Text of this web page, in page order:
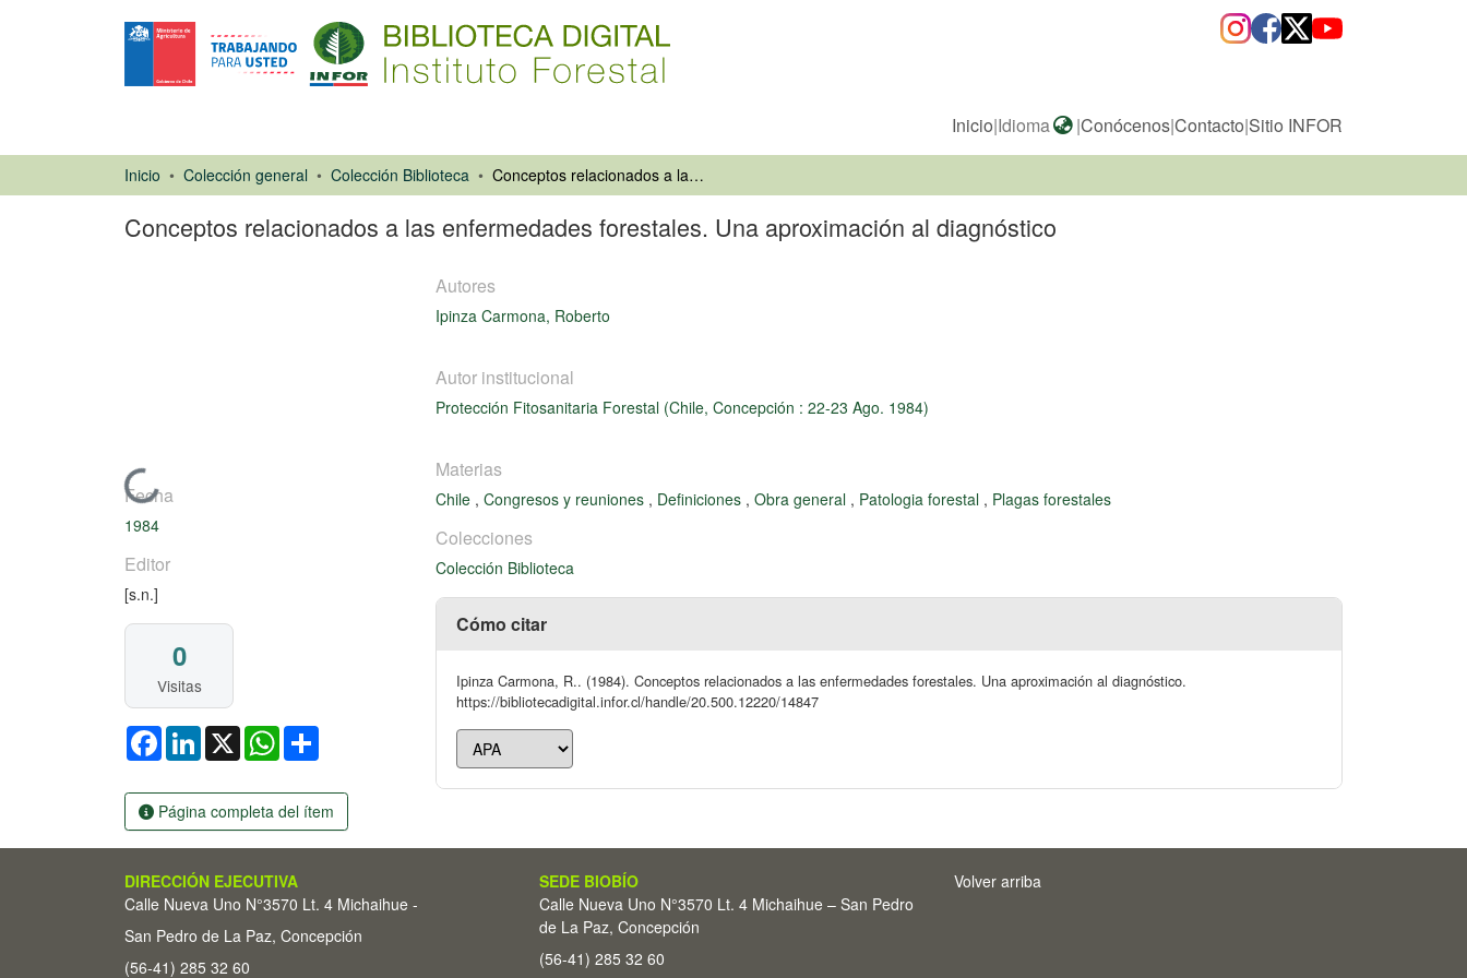
Inicio|Idioma |Conócenos|Contacto|Sitio INFOR
Inicio Colección general Colección Biblioteca Conceptos relacionados a las enfermedades forestales. Una aproximación al diagnóstico
Conceptos relacionados a las enfermedades forestales. Una aproximación al diagnóstico
Cargando...
Fecha
1984
Editor
[s.n.]
0
Visitas
FacebookLinkedIn
X WhatsApp
Página completa del ítem
Autores
Ipinza Carmona, Roberto
Autor institucional
Protección Fitosanitaria Forestal (Chile, Concepción : 22-23 Ago. 1984)
Materias
Chile , Congresos y reuniones , Definiciones , Obra general , Patologia forestal , Plagas forestales
Colecciones
Colección Biblioteca
Cómo citar
Ipinza Carmona, R.. (1984). Conceptos relacionados a las enfermedades forestales. Una aproximación al diagnóstico.
https://bibliotecadigital.infor.cl/handle/20.500.12220/14847
DIRECCIÓN EJECUTIVA
Calle Nueva Uno N°3570 Lt. 4 Michaihue -
San Pedro de La Paz, Concepción
(56-41) 285 32 60
SEDE BIOBÍO
Calle Nueva Uno N°3570 Lt. 4 Michaihue – San Pedro
de La Paz, Concepción
(56-41) 285 32 60
Volver arriba